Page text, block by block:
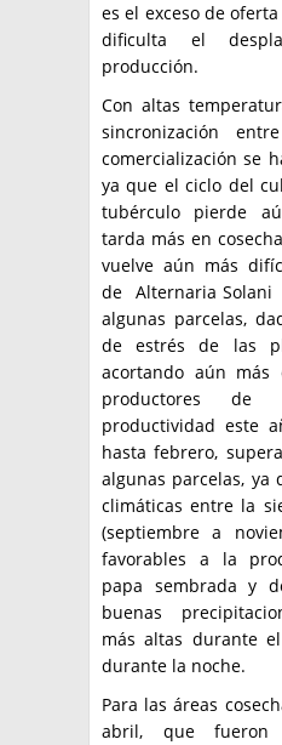
es el exceso de
dificulta el
producción.
Con altas
sincronización
comercialización se
ya que el ciclo del
tubérculo pierde
tarda más en
vuelve aún más
de Alternaria Solani
algunas parcelas,
de estrés de las
acortando aún más
productores de
productividad este
hasta febrero,
algunas parcelas, ya
climáticas entre la
(septiembre a
favorables a la
papa sembrada y
buenas
más altas durante
durante la noche.
Para las áreas
abril, que fueron